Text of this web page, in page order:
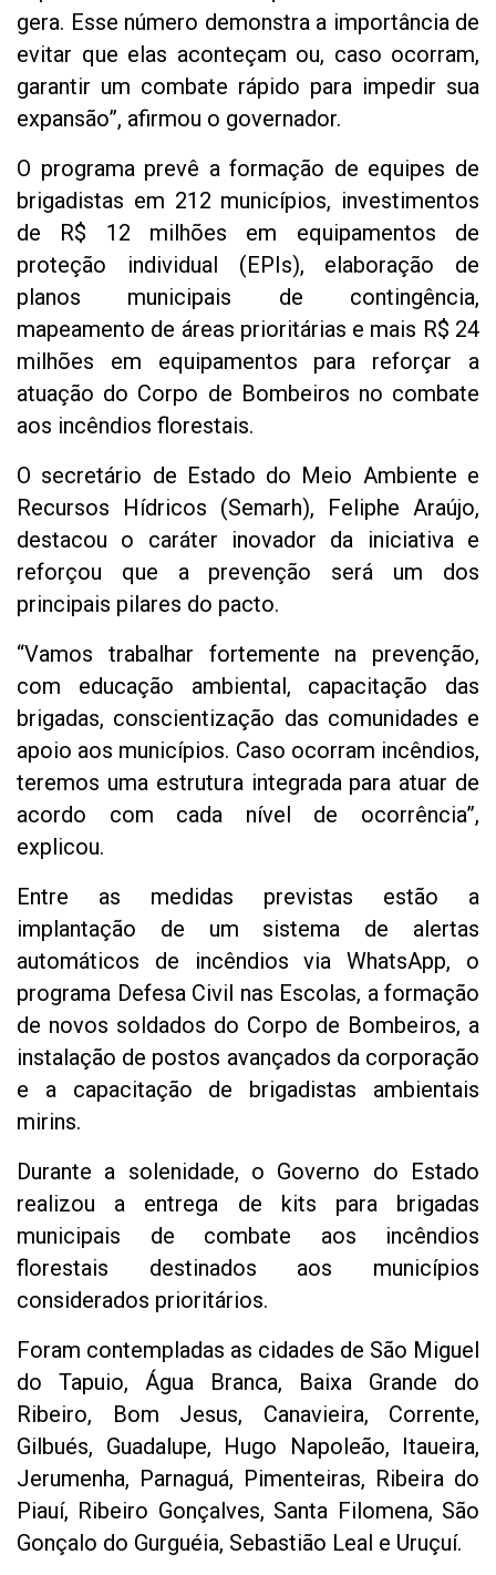
gera. Esse número demonstra a importância de
evitar que elas aconteçam ou, caso ocorram,
garantir um combate rápido para impedir sua
expansão”, afirmou o governador.
O programa prevê a formação de equipes de
brigadistas em 212 municípios, investimentos
de R$ 12 milhões em equipamentos de
proteção individual (EPIs), elaboração de
planos municipais de contingência,
mapeamento de áreas prioritárias e mais R$ 24
milhões em equipamentos para reforçar a
atuação do Corpo de Bombeiros no combate
aos incêndios florestais.
O secretário de Estado do Meio Ambiente e
Recursos Hídricos (Semarh), Feliphe Araújo,
destacou o caráter inovador da iniciativa e
reforçou que a prevenção será um dos
principais pilares do pacto.
“Vamos trabalhar fortemente na prevenção,
com educação ambiental, capacitação das
brigadas, conscientização das comunidades e
apoio aos municípios. Caso ocorram incêndios,
teremos uma estrutura integrada para atuar de
acordo com cada nível de ocorrência”,
explicou.
Entre as medidas previstas estão a
implantação de um sistema de alertas
automáticos de incêndios via WhatsApp, o
programa Defesa Civil nas Escolas, a formação
de novos soldados do Corpo de Bombeiros, a
instalação de postos avançados da corporação
e a capacitação de brigadistas ambientais
mirins.
Durante a solenidade, o Governo do Estado
realizou a entrega de kits para brigadas
municipais de combate aos incêndios
florestais destinados aos municípios
considerados prioritários.
Foram contempladas as cidades de São Miguel
do Tapuio, Água Branca, Baixa Grande do
Ribeiro, Bom Jesus, Canavieira, Corrente,
Gilbués, Guadalupe, Hugo Napoleão, Itaueira,
Jerumenha, Parnaguá, Pimenteiras, Ribeira do
Piauí, Ribeiro Gonçalves, Santa Filomena, São
Gonçalo do Gurguéia, Sebastião Leal e Uruçuí.